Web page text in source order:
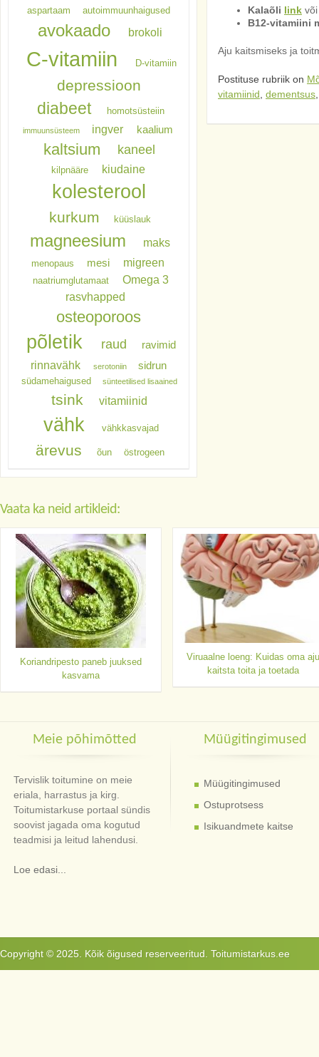
Kalaõli link
B12-vitamiini
Aju kaitsmiseks ja
Postituse rubriik on
vitamiinid, dementsus
aspartaam autoimmuunhaigused
avokaado brokoli
C-vitamiin D-vitamiin
depressioon
diabeet homotsüsteiin
immuunsüsteem ingver kaalium
kaltsium kaneel
kilpnääre kiudaine
kolesterool
kurkum küüslauk
magneesium maks
menopaus mesi migreen
naatriumglutamaat
Omega 3
rasvhapped
osteoporoos
põletik raud ravimid
rinnavähk serotoniin sidrun
südamehaigused sünteetilised lisaained
tsink vitamiinid
vähk vähkkasvajad
ärevus õun östrogeen
Vaata ka neid artikleid:
Koriandripesto paneb juuksed
kasvama
Viruaalne loeng: Kuidas oma aju
kaitsta toita ja toetada
Meie põhimõtted
Tervislik toitumine on meie
eriala, harrastus ja kirg.
Toitumistarkuse portaal sündis
soovist jagada oma kogutud
teadmisi ja leitud lahendusi.
Loe edasi...
Müügitingimused
Müügitingimused
Ostuprotsess
Isikuandmete kaitse
Copyright © 2025. Kõik õigused reserveeritud. Toitumistarkus.ee